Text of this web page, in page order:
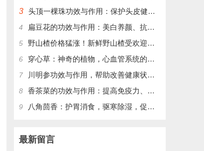
3 头顶一棵珠功效与作用：保护头皮健康，改善头发质量
4 扁豆花的功效与作用：美白养颜、抗衰老、促进消化、缓解便秘
5 野山楂价格猛涨！新鲜野山楂受欢迎，别错过最好时机！
6 穿心草：神奇的植物，心血管系统的护卫
7 川明参功效与作用，帮助改善健康状况，提升免疫力
8 香茶菜的功效与作用：提高免疫力、保护肝脏、降低血糖
9 八角茴香：护胃消食，驱寒除湿，促进血液循环
最新留言